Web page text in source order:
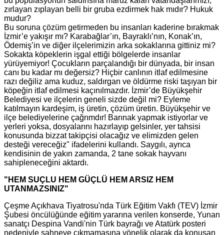
zırlayan zıplayan belli bir gruba ezdirmek hak mıdır? Hukuk
mudur?
Bu soruna çözüm getirmeden bu insanları kaderine bırakmak
İzmir’e yakışır mı? Karabağlar’ın, Bayraklı’nın, Konak’ın,
Ödemiş’in ve diğer ilçelerimizin arka sokaklarına gittiniz mi?
Sokakta köpeklerin işgal ettiği bölgelerde insanlar
yürüyemiyor! Çocukların parçalandığı bir dünyada, bir insan
canı bu kadar mı değersiz? Hiçbir canlının itlaf edilmesine
razı değiliz ama kuduz, saldırgan ve öldürme riski taşıyan bir
köpeğin itlaf edilmesi kaçınılmazdır. İzmir’de Büyükşehir
Belediyesi ve ilçelerin geneli sizde değil mi? Eyleme
katılmayın kardeşim, iş üretin, çözüm üretin. Büyükşehir ve
ilçe belediyelerine çağrımdır! Barınak yapmak istiyorlar ve
yerleri yoksa, dosyalarını hazırlayıp gelsinler, yer tahsisi
konusunda bizzat takipçisi olacağız ve elimizden gelen
desteği vereceğiz" ifadelerini kullandı. Saygılı, ayrıca
kendisinin de yakın zamanda, 2 tane sokak hayvanı
sahipleneceğini aktardı.
"HEM SUÇLU HEM GÜÇLÜ HEM ARSIZ HEM
UTANMAZSINIZ"
Çeşme Açıkhava Tiyatrosu'nda Türk Eğitim Vakfı (TEV) İzmir
Şubesi öncülüğünde eğitim yararına verilen konserde, Yunan
sanatçı Despina Vandi'nin Türk bayrağı ve Atatürk posteri
nedeniyle sahneye çıkmamasına yönelik olarak da konuşan